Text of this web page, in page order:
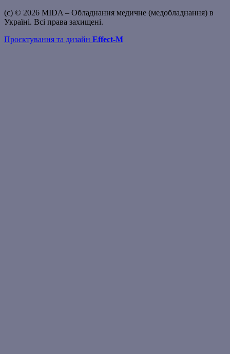
(c) © 2026 MIDA – Обладнання медичне (медобладнання) в
Україні. Всі права захищені.
Проєктування та дизайн Effect-M